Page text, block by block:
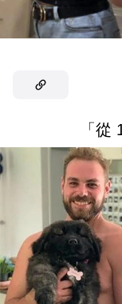
「從